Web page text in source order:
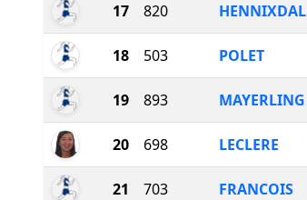
17 820 HENNIXDAL
18 503 POLET
19 893 MAYERLING
20 698 LECLERE
21 703 FRANCOIS